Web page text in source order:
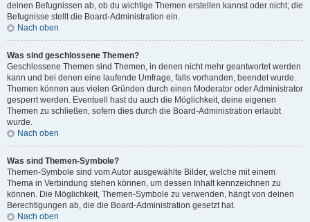
deinen Befugnissen ab, ob du wichtige Themen erstellen kannst oder nicht; die
Befugnisse stellt die Board-Administration ein.
Nach oben
Was sind geschlossene Themen?
Geschlossene Themen sind Themen, in denen nicht mehr geantwortet werden
kann und bei denen eine laufende Umfrage, falls vorhanden, beendet wurde.
Themen können aus vielen Gründen durch einen Moderator oder Administrator
gesperrt werden. Eventuell hast du auch die Möglichkeit, deine eigenen
Themen zu schließen, sofern dies durch die Board-Administration erlaubt
wurde.
Nach oben
Was sind Themen-Symbole?
Themen-Symbole sind vom Autor ausgewählte Bilder, welche mit einem
Thema in Verbindung stehen können, um dessen Inhalt kennzeichnen zu
können. Die Möglichkeit, Themen-Symbole zu verwenden, hängt von deinen
Berechtigungen ab, die die Board-Administration gesetzt hat.
Nach oben